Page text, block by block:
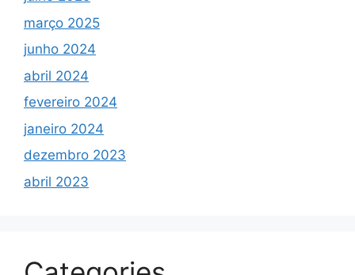
março 2025
junho 2024
abril 2024
fevereiro 2024
janeiro 2024
dezembro 2023
abril 2023